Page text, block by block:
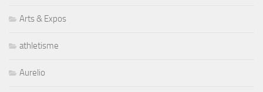
Arts & Expos
athletisme
Aurelio